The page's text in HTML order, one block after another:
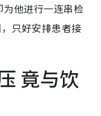
他进行一连串检
只好安排患者接
竟与饮